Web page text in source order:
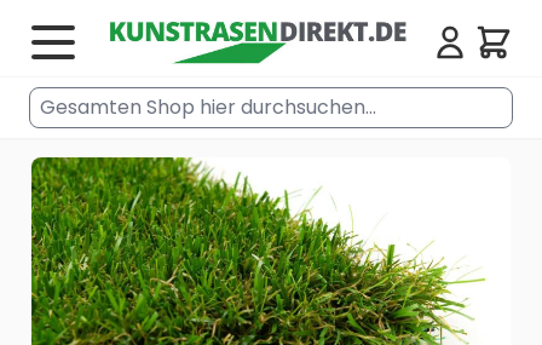
Cart
Gesamten Shop hier durchsuchen...